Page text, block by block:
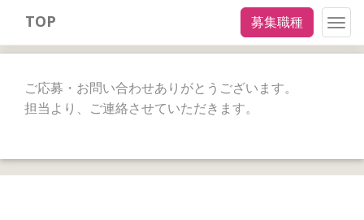
TOP 募集職種
ご応募・お問い合わせありがとうございます。
担当より、ご連絡させていただきます。